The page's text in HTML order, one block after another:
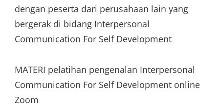
dengan peserta dari perusahaan lain yang
bergerak di bidang Interpersonal
Communication For Self Development
MATERI pelatihan pengenalan Interpersonal
Communication For Self Development online
Zoom